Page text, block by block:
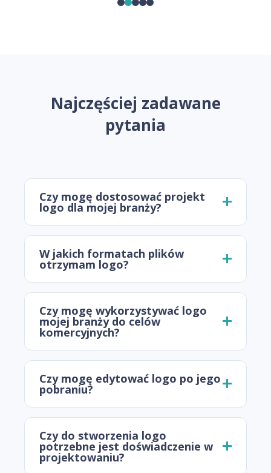
Najczęściej zadawane
pytania
Czy mogę dostosować projekt
logo dla mojej branży?
W jakich formatach plików
otrzymam logo?
Czy mogę wykorzystywać logo
mojej branży do celów
komercyjnych?
Czy mogę edytować logo po jego
pobraniu?
Czy do stworzenia logo
potrzebne jest doświadczenie w
projektowaniu?